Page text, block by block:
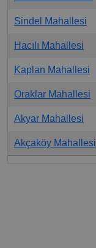
Sindel Mahallesi
Hacılı Mahallesi
Kaplan Mahallesi
Oraklar Mahallesi
Akyar Mahallesi
Akçaköy Mahallesi